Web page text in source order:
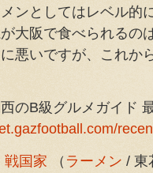
ンとしてはレベル的
大阪で食べられるの
悪いですが、これか
のB級グルメガイド
戦国家 （ ラーメン / 東